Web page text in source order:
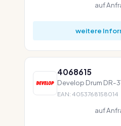
auf
weitere
4068615
Develop Drum DR-
EAN: 4053768158014
auf